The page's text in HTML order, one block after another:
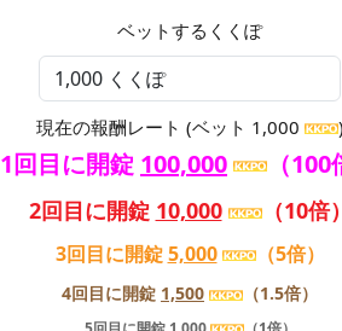
ベットするくくぽ
現在の報酬レート (ベット 1,000 )
1回目に開錠 100,000 （100
2回目に開錠 10,000 （10倍）
3回目に開錠5,000 （5倍）
4回目に開錠 1,500 （1.5倍）